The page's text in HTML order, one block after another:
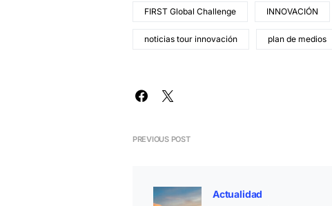
FIRST Global Challenge INNOVACIÓN
noticias tour innovación plan de medios
PREVIOUS POST
Actualidad